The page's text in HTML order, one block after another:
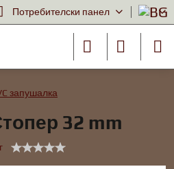
Потребителски панел
запушалка
32 mm